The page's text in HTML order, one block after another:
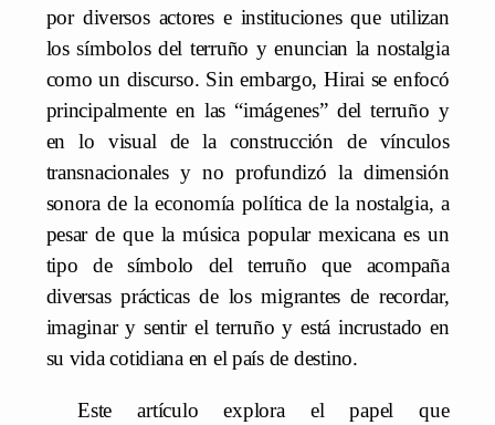
por diversos actores e instituciones que utilizan
los símbolos del terruño y enuncian la nostalgia
como un discurso. Sin embargo, Hirai se enfocó
principalmente en las “imágenes” del terruño y
en lo visual de la construcción de vínculos
transnacionales y no profundizó la dimensión
sonora de la economía política de la nostalgia, a
pesar de que la música popular mexicana es un
tipo de símbolo del terruño que acompaña
diversas prácticas de los migrantes de recordar,
imaginar y sentir el terruño y está incrustado en
su vida cotidiana en el país de destino.
Este artículo explora el papel que